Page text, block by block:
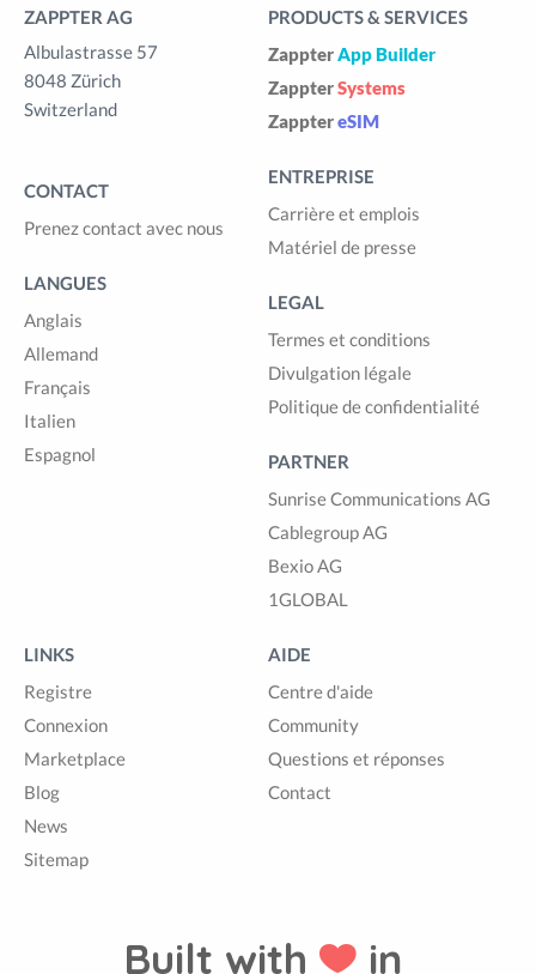
ZAPPTER AG
Albulastrasse 57
8048 Zürich
Switzerland
CONTACT
Prenez contact avec nous
LANGUES
Anglais
Allemand
Français
Italien
Espagnol
PRODUCTS & SERVICES
ZappterApp Builder
ZappterSystems
ZapptereSIM
ENTREPRISE
Carrière et emplois
Matériel de presse
LEGAL
Termes et conditions
Divulgation légale
Politique de confidentialité
PARTNER
Sunrise Communications AG
Cablegroup AG
Bexio AG
1GLOBAL
LINKS
Registre
Connexion
Marketplace
Blog
News
Sitemap
AIDE
Centre d'aide
Community
Questions et réponses
Contact
Built with in